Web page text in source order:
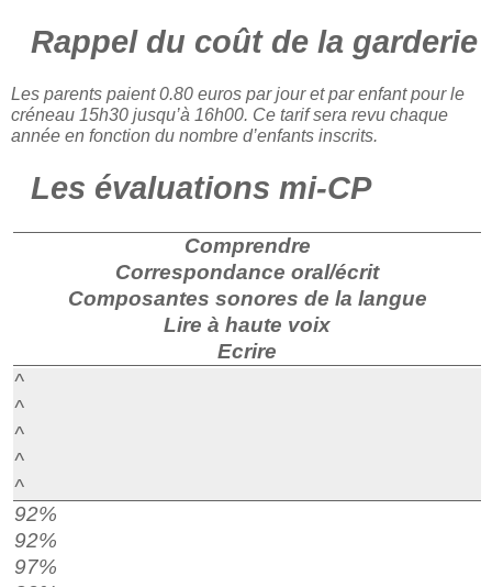
Rappel du coût de la garderie
Les parents paient 0.80 euros par jour et par enfant pour le
créneau 15h30 jusqu’à 16h00. Ce tarif sera revu chaque
année en fonction du nombre d’enfants inscrits.
Les évaluations mi-CP
Comprendre
Correspondance oral/écrit
Composantes sonores de la langue
Lire à haute voix
Ecrire
^
^
^
^
^
92%
92%
97%